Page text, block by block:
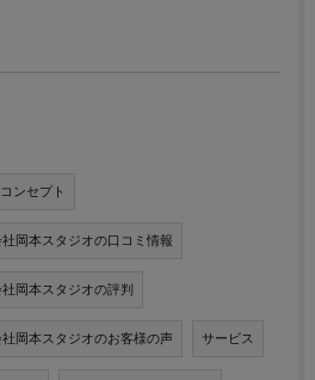
コンセプト
岡本スタジオの口コミ情報
岡本スタジオの評判
岡本スタジオのお客様の声 サービス